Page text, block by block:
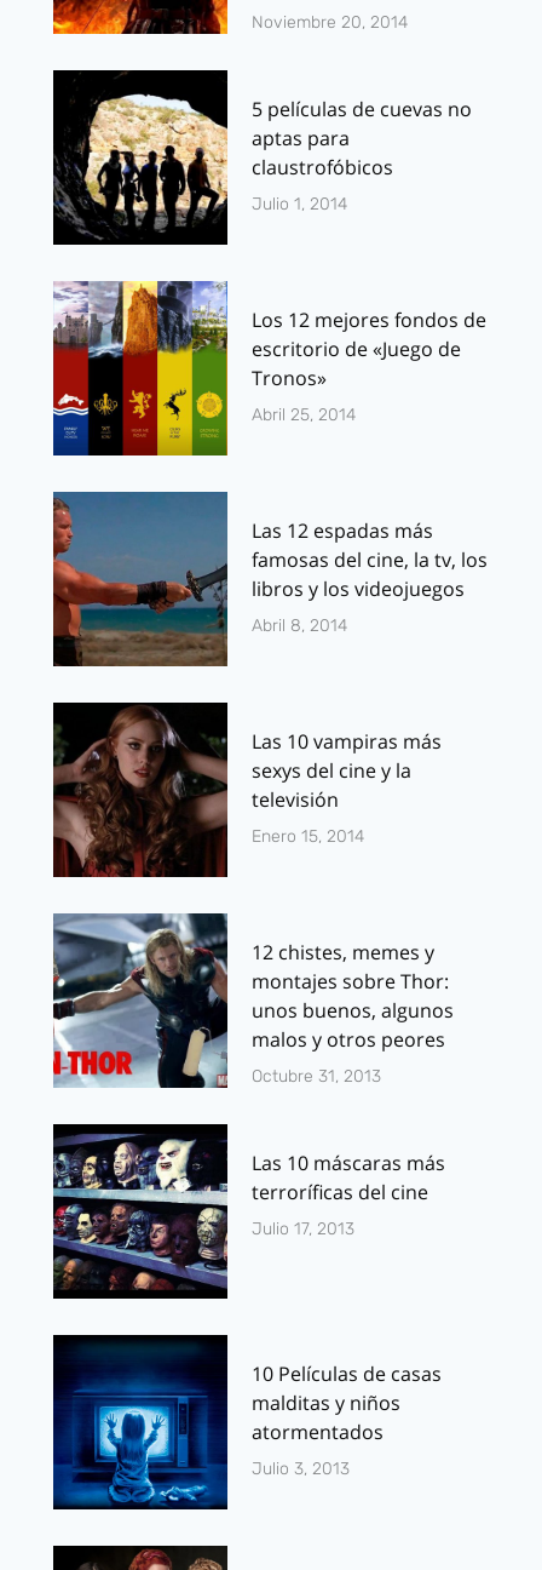
Noviembre 20, 2014
5 películas de cuevas no
aptas para
claustrofóbicos
Julio 1, 2014
Los 12 mejores fondos de
escritorio de «Juego de
Tronos»
Abril 25, 2014
Las 12 espadas más
famosas del cine, la tv, los
libros y los videojuegos
Abril 8, 2014
Las 10 vampiras más
sexys del cine y la
televisión
Enero 15, 2014
12 chistes, memes y
montajes sobre Thor:
unos buenos, algunos
malos y otros peores
Octubre 31, 2013
Las 10 máscaras más
terroríficas del cine
Julio 17, 2013
10 Películas de casas
malditas y niños
atormentados
Julio 3, 2013